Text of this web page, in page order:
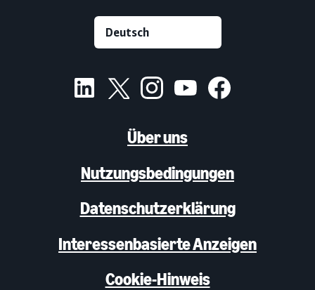
Über uns
Nutzungsbedingungen
Datenschutzerklärung
Interessenbasierte Anzeigen
Cookie-Hinweis